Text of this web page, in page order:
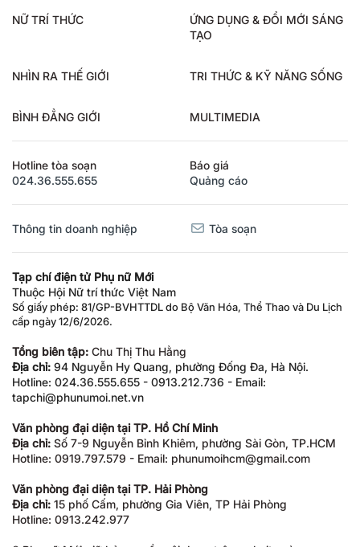
NỮ TRÍ THỨC
ỨNG DỤNG & ĐỔI MỚI SÁNG
TẠO
NHÌN RA THẾ GIỚI TRI THỨC & KỸ NĂNG SỐNG
BÌNH ĐẲNG GIỚI MULTIMEDIA
Hotline tòa soạn
024.36.555.655
Báo giá
Quảng cáo
Thông tin doanh nghiệp Tòa soạn
Tạp chí điện tử Phụ nữ Mới
Thuộc Hội Nữ trí thức Việt Nam
Số giấy phép: 81/GP-BVHTTDL do Bộ Văn Hóa, Thể Thao và Du Lịch
cấp ngày 12/6/2026.
Tổng biên tập: Chu Thị Thu Hằng
Địa chỉ: 94 Nguyễn Hy Quang, phường Đống Đa, Hà Nội.
Hotline: 024.36.555.655 - 0913.212.736 - Email:
tapchi@phunumoi.net.vn
Văn phòng đại diện tại TP. Hồ Chí Minh
Địa chỉ: Số 7-9 Nguyễn Bỉnh Khiêm, phường Sài Gòn, TP.HCM
Hotline: 0919.797.579 - Email: phunumoihcm@gmail.com
Văn phòng đại diện tại TP. Hải Phòng
Địa chỉ: 15 phố Cấm, phường Gia Viên, TP Hải Phòng
Hotline: 0913.242.977